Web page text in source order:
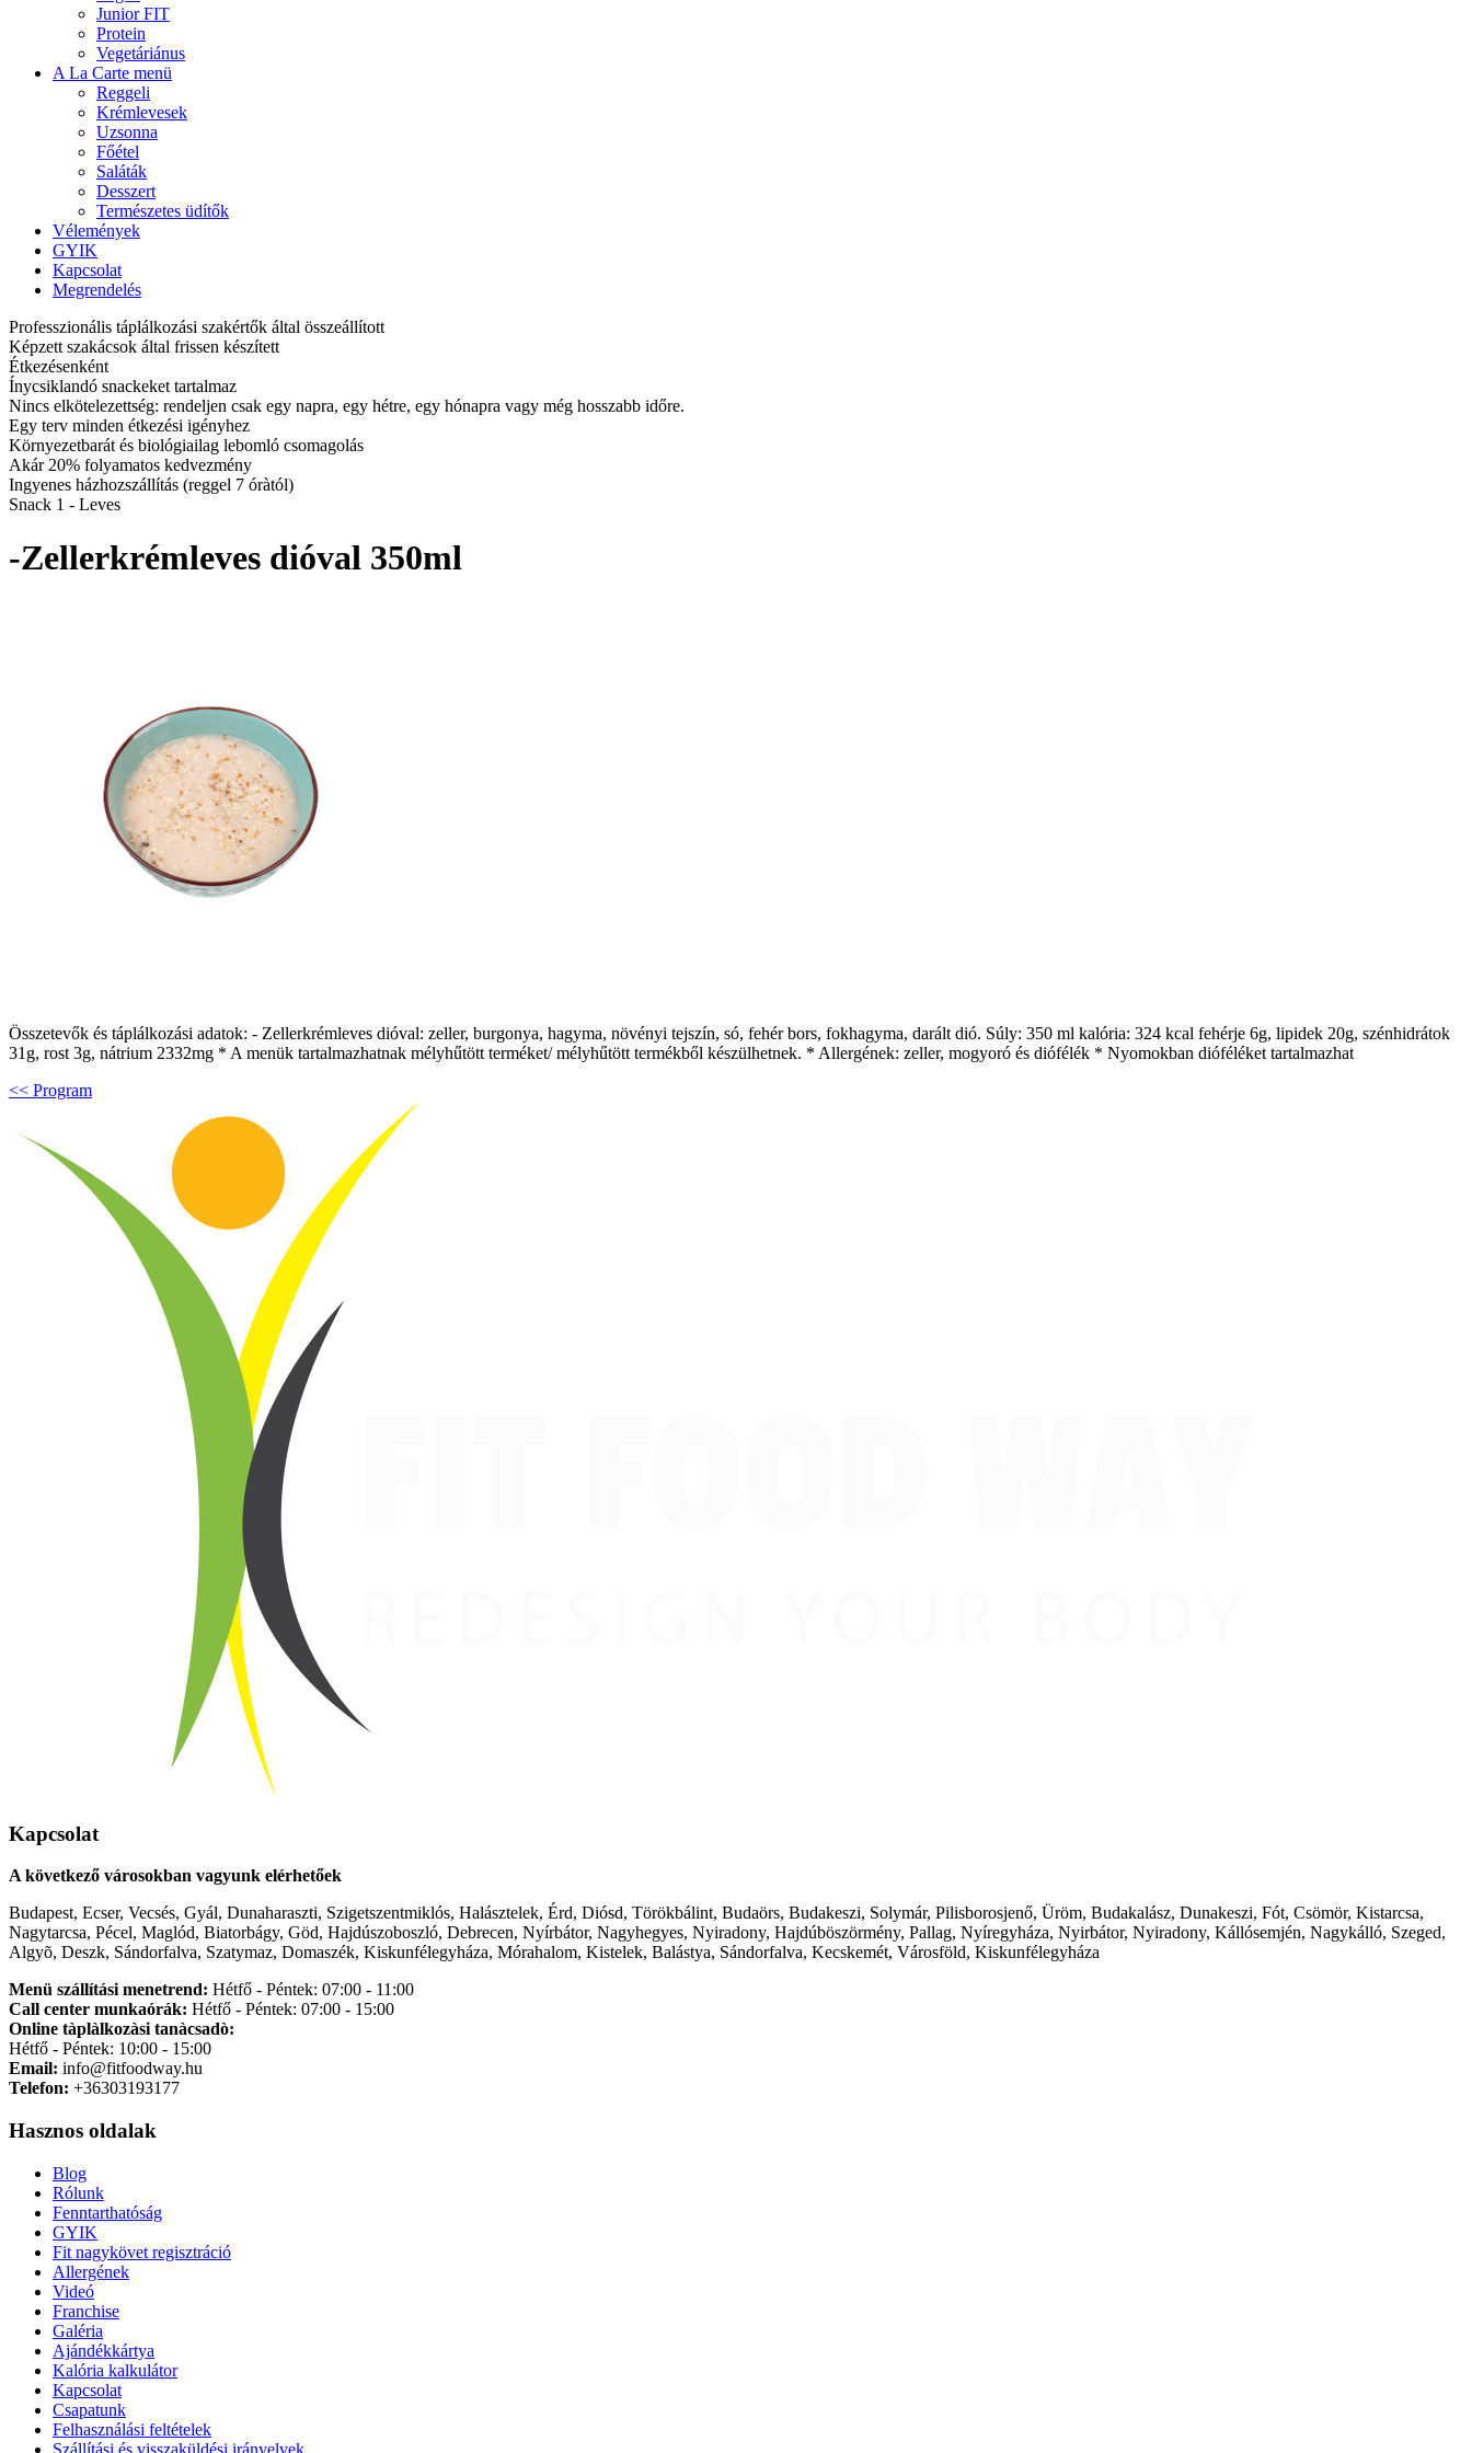
Junior FIT
Protein
Vegetáriánus
A La Carte menü
Reggeli
Krémlevesek
Uzsonna
Főétel
Saláták
Desszert
Természetes üdítők
Vélemények
GYIK
Kapcsolat
Megrendelés
Professzionális táplálkozási szakértők által összeállított
Képzett szakácsok által frissen készített
Étkezésenként
Ínycsiklandó snackeket tartalmaz
Nincs elkötelezettség: rendeljen csak egy napra, egy hétre, egy hónapra vagy még hosszabb időre.
Egy terv minden étkezési igényhez
Környezetbarát és biológiailag lebomló csomagolás
Akár 20% folyamatos kedvezmény
Ingyenes házhozszállítás (reggel 7 óràtól)
Snack 1 - Leves
-Zellerkrémleves dióval 350ml
Összetevők és táplálkozási adatok: - Zellerkrémleves dióval: zeller, burgonya, hagyma, növényi tejszín, só, fehér bors, fokhagyma, darált dió. Súly: 350 ml kalória: 324 kcal fehérje 6g, lipidek 20g, szénhidrátok
31g, rost 3g, nátrium 2332mg * A menük tartalmazhatnak mélyhűtött terméket/ mélyhűtött termékből készülhetnek. * Allergének: zeller, mogyoró és diófélék * Nyomokban dióféléket tartalmazhat
<< Program
Kapcsolat
A következő városokban vagyunk elérhetőek
Budapest, Ecser, Vecsés, Gyál, Dunaharaszti, Szigetszentmiklós, Halásztelek, Érd, Diósd, Törökbálint, Budaörs, Budakeszi, Solymár, Pilisborosjenő, Üröm, Budakalász, Dunakeszi, Fót, Csömör, Kistarcsa,
Nagytarcsa, Pécel, Maglód, Biatorbágy, Göd, Hajdúszoboszló, Debrecen, Nyírbátor, Nagyhegyes, Nyiradony, Hajdúböszörmény, Pallag, Nyíregyháza, Nyirbátor, Nyiradony, Kállósemjén, Nagykálló, Szeged,
Algyõ, Deszk, Sándorfalva, Szatymaz, Domaszék, Kiskunfélegyháza, Mórahalom, Kistelek, Balástya, Sándorfalva, Kecskemét, Városföld, Kiskunfélegyháza
Menü szállítási menetrend: Hétfő - Péntek: 07:00 - 11:00
Call center munkaórák: Hétfő - Péntek: 07:00 - 15:00
Online tàplàlkozàsi tanàcsadò:
Hétfő - Péntek: 10:00 - 15:00
Email: info@fitfoodway.hu
Telefon: +36303193177
Hasznos oldalak
Blog
Rólunk
Fenntarthatóság
GYIK
Fit nagykövet regisztráció
Allergének
Videó
Franchise
Galéria
Ajándékkártya
Kalória kalkulátor
Kapcsolat
Csapatunk
Felhasználási feltételek
Szállítási és visszaküldési irányelvek